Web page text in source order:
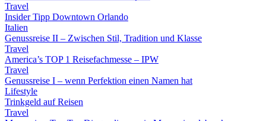
Travel
Insider Tipp Downtown Orlando
Italien
Genussreise II – Zwischen Stil, Tradition und Klasse
Travel
America’s TOP 1 Reisefachmesse – IPW
Travel
Genussreise I – wenn Perfektion einen Namen hat
Lifestyle
Trinkgeld auf Reisen
Travel